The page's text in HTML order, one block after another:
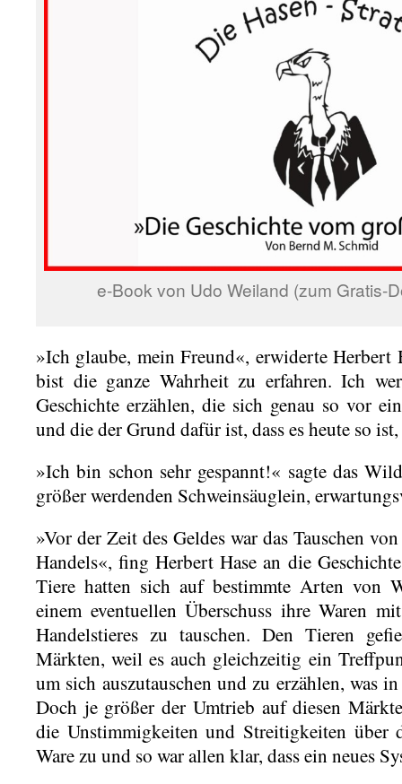
e-Book von Udo Weiland (zum Gratis-
»Ich glaube, mein Freund«, erwiderte Herbert
bist die ganze Wahrheit zu erfahren. Ich
Geschichte erzählen, die sich genau so vor
und die der Grund dafür ist, dass es heute so
»Ich bin schon sehr gespannt!« sagte das
größer werdenden Schweinsäuglein,
»Vor der Zeit des Geldes war das Tauschen
Handels«, fing Herbert Hase an die
Tiere hatten sich auf bestimmte Arten von
einem eventuellen Überschuss ihre Waren
Handelstieres zu tauschen. Den Tieren
Märkten, weil es auch gleichzeitig ein
um sich auszutauschen und zu erzählen, was
Doch je größer der Umtrieb auf diesen
die Unstimmigkeiten und Streitigkeiten über
Ware zu und so war allen klar, dass ein neues